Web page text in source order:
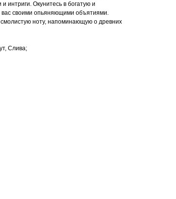
интриги. Окунитесь в богатую и
своими опьяняющими объятиями.
ноту, напоминающую о древних
Слива;